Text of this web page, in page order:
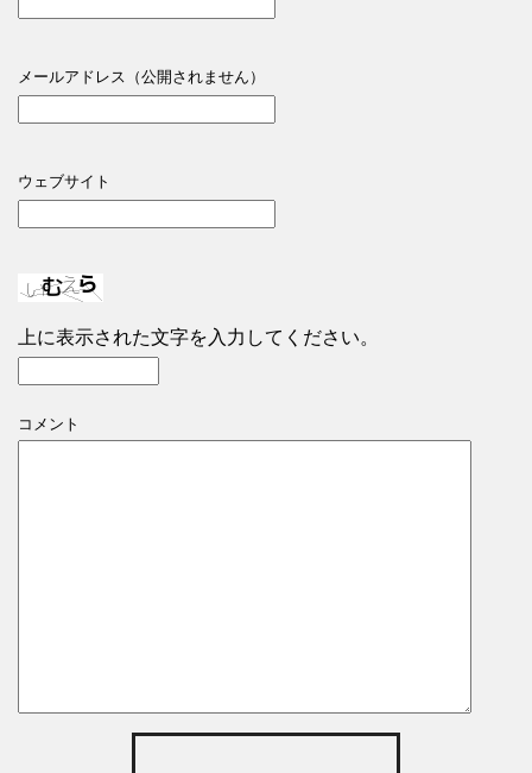
メールアドレス（公開されません）
ウェブサイト
上に表示された文字を入力してください。
コメント